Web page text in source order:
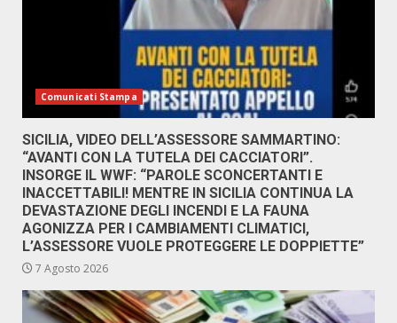
Comunicati Stampa
SICILIA, VIDEO DELL’ASSESSORE SAMMARTINO:
“AVANTI CON LA TUTELA DEI CACCIATORI”.
INSORGE IL WWF: “PAROLE SCONCERTANTI E
INACCETTABILI! MENTRE IN SICILIA CONTINUA LA
DEVASTAZIONE DEGLI INCENDI E LA FAUNA
AGONIZZA PER I CAMBIAMENTI CLIMATICI,
L’ASSESSORE VUOLE PROTEGGERE LE DOPPIETTE”
7 Agosto 2026